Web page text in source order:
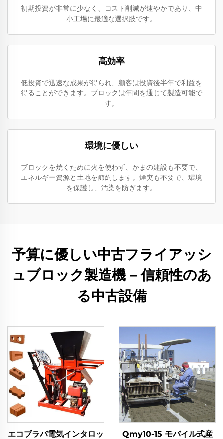
初期投資が非常に少なく、コスト削減が速やかであり、中
小工場に最適な選択肢です。
高効率
低投資で迅速な成果が得られ、顧客は投資後半年で利益を
得ることができます。ブロックは年間を通じて製造可能で
す。
環境に優しい
ブロックを焼くために火を使わず、かまの建設も不要で、
エネルギー資源と土地を節約します。煙突も不要で、環境
を保護し、汚染を防ぎます。
予算に優しい中古フライアッシ
ュブロック製造機 – 信頼性のあ
る中古設備
エコブラバ電気インタロッ
Qmy10-15 モバイル式産